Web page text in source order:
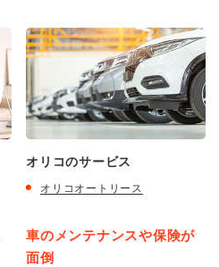
オリコのサービス
オリコオートリース
車のメンテナンスや保険が
面倒